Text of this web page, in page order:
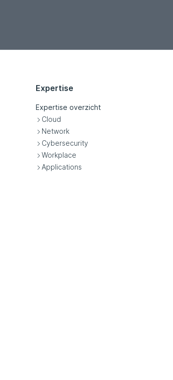
Expertise
Expertise overzicht
Cloud
Network
Cybersecurity
Workplace
Applications